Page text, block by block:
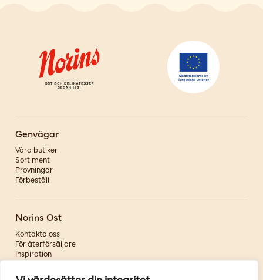
Genvägar
Våra butiker
Sortiment
Provningar
Förbeställ
Norins Ost
Kontakta oss
För återförsäljare
Inspiration
Om oss